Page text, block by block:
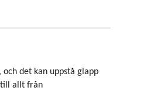
det kan uppstå glapp
till allt från